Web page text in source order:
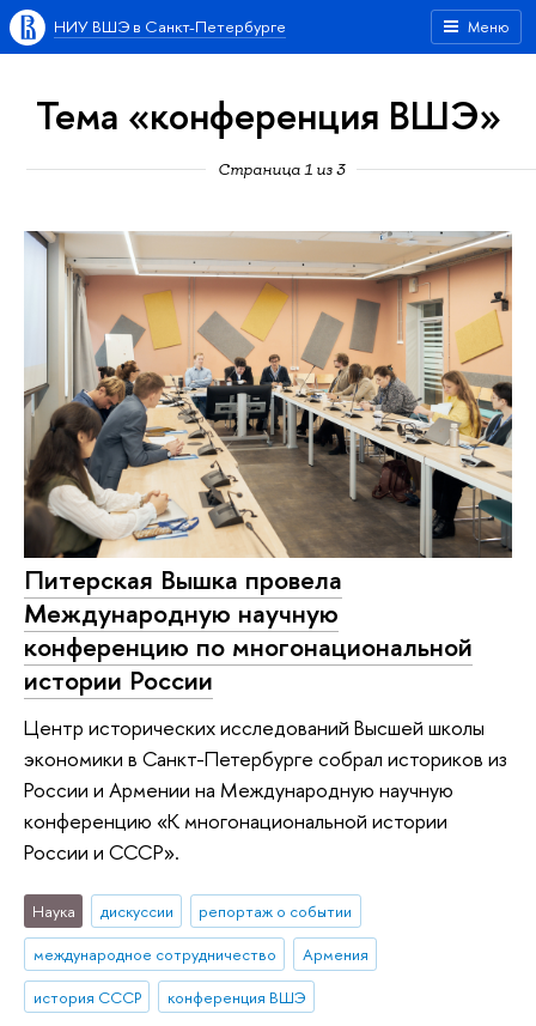
Меню
НИУ ВШЭ в Санкт-Петербурге
Тема «конференция ВШЭ»
Страница 1 из 3
Питерская Вышка провела
Международную научную
конференцию по многонациональной
истории России
Центр исторических исследований Высшей школы
экономики в Санкт-Петербурге собрал историков из
России и Армении на Международную научную
конференцию «К многонациональной истории
России и СССР».
Наука дискуссии
репортаж о событии
международное сотрудничество
Армения
история СССР
конференция ВШЭ